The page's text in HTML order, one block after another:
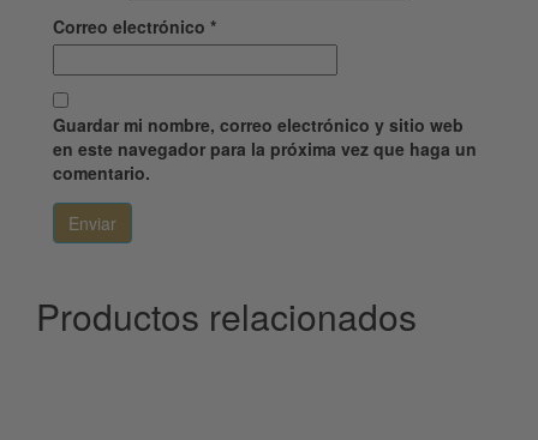
Correo electrónico *
Guardar mi nombre, correo electrónico y sitio web
en este navegador para la próxima vez que haga un
comentario.
Productos relacionados